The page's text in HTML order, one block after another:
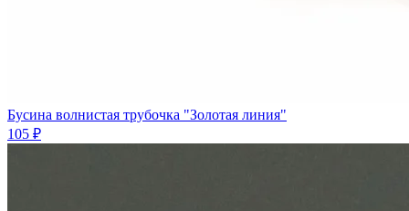
Бусина волнистая трубочка "Золотая линия"
105 ₽